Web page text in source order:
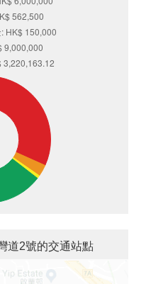
道2號的交通站點